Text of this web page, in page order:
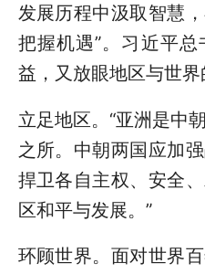
发展历程中汲取智慧
把握机遇”。习近平
益，又放眼地区与世界
立足地区。“亚洲是中
之所。中朝两国应加
捍卫各自主权、安全
区和平与发展。”
环顾世界。面对世界